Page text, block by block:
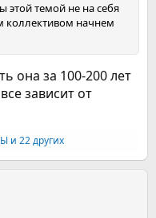
этой темой не на себя
коллективом начнем
она за 100-200 лет
зависит от
и 22 других